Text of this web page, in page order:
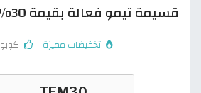
قسيمة تيمو فعالة بقيمة 30% على
تخفيضات مميزة